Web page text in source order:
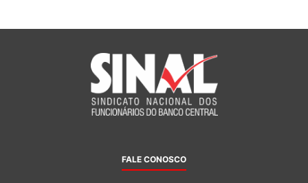
FALE CONOSCO